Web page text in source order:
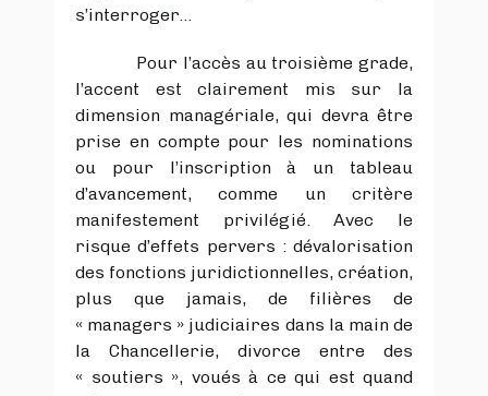
s’interroger…
Pour l’accès au troisième grade,
l’accent est clairement mis sur la
dimension managériale, qui devra être
prise en compte pour les nominations
ou pour l’inscription à un tableau
d’avancement, comme un critère
manifestement privilégié. Avec le
risque d’effets pervers : dévalorisation
des fonctions juridictionnelles, création,
plus que jamais, de filières de
« managers » judiciaires dans la main de
la Chancellerie, divorce entre des
« soutiers », voués à ce qui est quand